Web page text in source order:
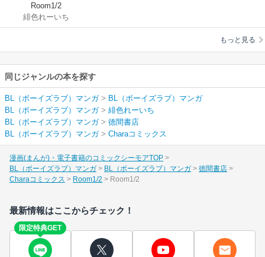
Room1/2
緋色れーいち
もっと見る
同じジャンルの本を探す
BL（ボーイズラブ）マンガ> BL（ボーイズラブ）マンガ
BL（ボーイズラブ）マンガ> 緋色れーいち
BL（ボーイズラブ）マンガ> 徳間書店
BL（ボーイズラブ）マンガ> Charaコミックス
漫画(まんが)・電子書籍のコミックシーモアTOP
BL（ボーイズラブ）マンガ
BL（ボーイズラブ）マンガ
徳間書店
Charaコミックス
Room1/2 Room1/2
最新情報はここからチェック！
限定特典GET